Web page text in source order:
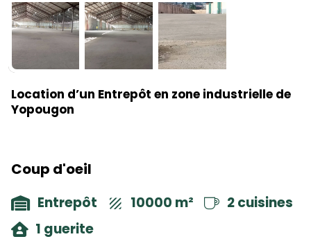
Location d’un Entrepôt en zone industrielle de
Yopougon
Coup d'oeil
Entrepôt 10000 m²
2 cuisines
1 guerite